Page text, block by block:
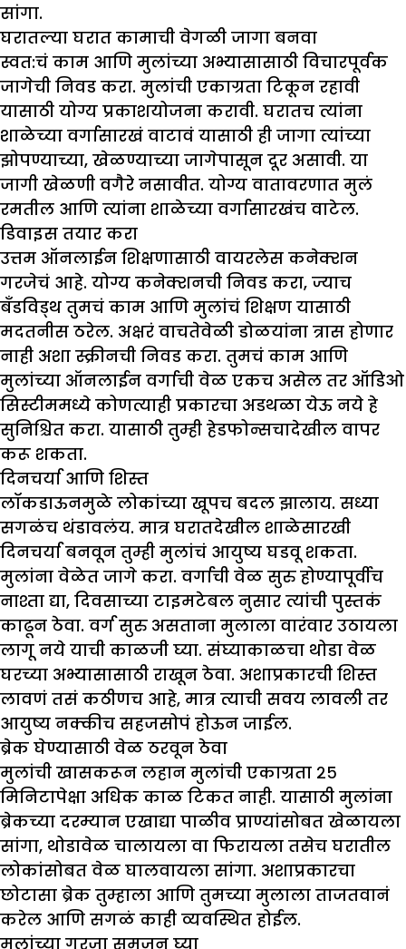
सांगा.
घरातल्या घरात कामाची वेगळी जागा बनवा
स्वत:चं काम आणि मुलांच्या अभ्यासासाठी विचारपूर्वक
जागेची निवड करा. मुलांची एकाग्रता टिकून रहावी
यासाठी योग्य प्रकाशयोजना करावी. घरातच त्यांना
शाळेच्या वर्गासारखं वाटावं यासाठी ही जागा त्यांच्या
झोपण्याच्या, खेळण्याच्या जागेपासून दूर असावी. या
जागी खेळणी वगैरे नसावीत. योग्य वातावरणात मुलं
रमतील आणि त्यांना शाळेच्या वर्गासारखंच वाटेल.
डिवाइस तयार करा
उत्तम ऑनलाईन शिक्षणासाठी वायरलेस कनेक्शन
गरजेचं आहे. योग्य कनेक्शनची निवड करा, ज्याच
बँडविड्थ तुमचं काम आणि मुलांचं शिक्षण यासाठी
मदतनीस ठरेल. अक्षरं वाचतेवेळी डोळयांना त्रास होणार
नाही अशा स्क्रीनची निवड करा. तुमचं काम आणि
मुलांच्या ऑनलाईन वर्गाची वेळ एकच असेल तर ऑडिओ
सिस्टीममध्ये कोणत्याही प्रकारचा अडथळा येऊ नये हे
सुनिश्चित करा. यासाठी तुम्ही हेडफोन्सचादेखील वापर
करू शकता.
दिनचर्या आणि शिस्त
लॉकडाऊनमुळे लोकांच्या खूपच बदल झालाय. सध्या
सगळंच थंडावलंय. मात्र घरातदेखील शाळेसारखी
दिनचर्या बनवून तुम्ही मुलांचं आयुष्य घडवू शकता.
मुलांना वेळेत जागे करा. वर्गाची वेळ सुरु होण्यापूर्वीच
नाश्ता द्या, दिवसाच्या टाइमटेबल नुसार त्यांची पुस्तकं
काढून ठेवा. वर्ग सुरु असताना मुलाला वारंवार उठायला
लागू नये याची काळजी घ्या. संघ्याकाळचा थोडा वेळ
घरच्या अभ्यासासाठी राखून ठेवा. अशाप्रकारची शिस्त
लावणं तसं कठीणच आहे, मात्र त्याची सवय लावली तर
आयुष्य नक्कीच सहजसोपं होऊन जाईल.
ब्रेक घेण्यासाठी वेळ ठरवून ठेवा
मुलांची खासकरून लहान मुलांची एकाग्रता २५
मिनिटापेक्षा अधिक काळ टिकत नाही. यासाठी मुलांना
ब्रेकच्या दरम्यान एखाद्या पाळीव प्राण्यांसोबत खेळायला
सांगा, थोडावेळ चालायला वा फिरायला तसेच घरातील
लोकांसोबत वेळ घालवायला सांगा. अशाप्रकारचा
छोटासा ब्रेक तुम्हाला आणि तुमच्या मुलाला ताजतवानं
करेल आणि सगळं काही व्यवस्थित होईल.
मुलांच्या गरजा समजून घ्या